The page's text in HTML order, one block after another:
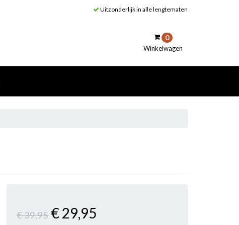
Uitzonderlijk in alle lengtematen
0
Winkelwagen
€ 39,95 € 29,95